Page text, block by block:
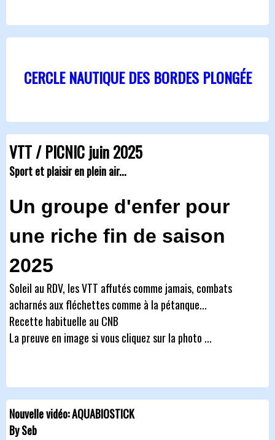
CERCLE NAUTIQUE DES BORDES PLONGÉE
VTT / PICNIC juin 2025
Sport et plaisir en plein air...
Un groupe d'enfer pour
une riche fin de saison
2025
Soleil au RDV, les VTT affutés comme jamais, combats
acharnés aux fléchettes comme à la pétanque...
Recette habituelle au CNB
La preuve en image si vous cliquez sur la photo ...
Nouvelle vidéo: AQUABIOSTICK
By Seb